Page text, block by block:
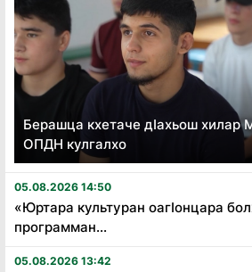
Берашца кхетаче дӏахьош хилар
ОПДН кулгалхо
05.08.2026 14:50
«Юртара культуран оагӏонцара
программан...
05.08.2026 13:42